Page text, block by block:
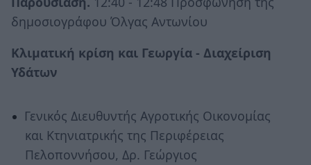
δημοσιογράφου Όλγας Αντωνίου
Κλιματική κρίση και Γεωργία - Διαχείριση
Υδάτων
Γενικός Διευθυντής Αγροτικής Οικονομίας
και Κτηνιατρικής της Περιφέρειας
Πελοποννήσου, Δρ. Γεώργιος